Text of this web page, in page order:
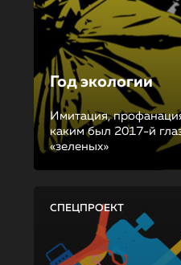
Год экологии
Имитация,
каким был 2017-й
«зеленых»
СПЕЦПРОЕКТ